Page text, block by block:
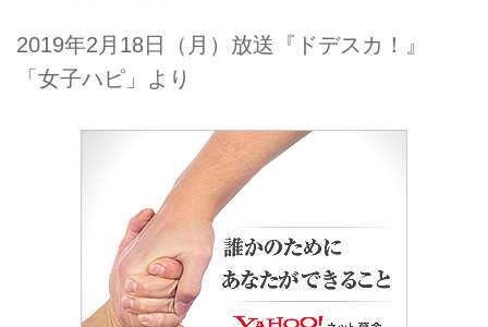
2019年2月18日（月）放送『ドデスカ！』
「女子ハピ」より